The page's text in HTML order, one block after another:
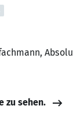
zu sehen.